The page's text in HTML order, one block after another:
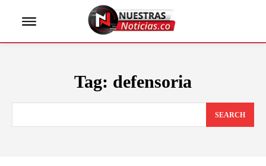
Tag: defensoria
SEARCH